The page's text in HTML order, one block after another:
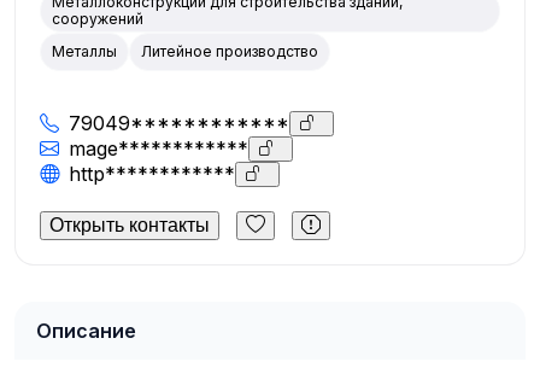
сооружений
Металлы
Литейное производство
79049************
mage************
http************
Открыть контакты
Описание